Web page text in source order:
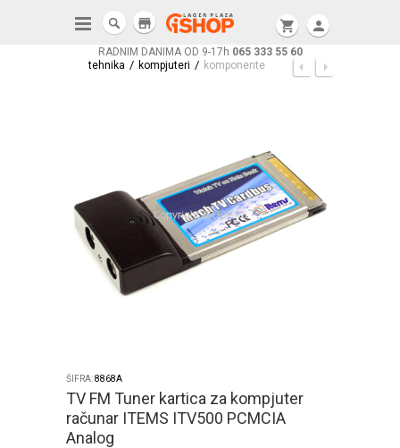
RADNIM DANIMA OD 9-17h 065 333 55 60
shopping_cart person
store
tehnika / kompjuteri / komponente
ŠIFRA:8868A
TV FM Tuner kartica za kompjuter
računar ITEMS ITV500 PCMCIA
Analog